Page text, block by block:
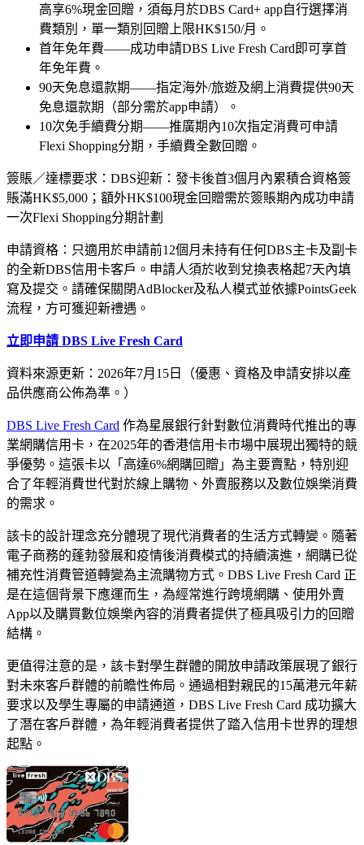
高享6%現金回贈，須每月於DBS Card+ app自行選擇消
費類別，單一類別回贈上限HK$150/月。
首年免年費——成功申請DBS Live Fresh Card即可享首
年免年費。
90天免息還款期——指定海外/旅遊及網上消費提供90天
免息還款期（部分需於app申請）。
10次免手續費分期——推廣期內10次指定消費可申請
Flexi Shopping分期，手續費全數回贈。
簽賬／達標要求：DBS迎新：發卡後首3個月內累積合資格簽
賬滿HK$5,000；額外HK$100現金回贈需於簽賬期內成功申請
一次Flexi Shopping分期計劃
申請資格：只適用於申請前12個月未持有任何DBS主卡及副卡
的全新DBS信用卡客戶。申請人須於收到兌換表格起7天內填
寫及提交。請確保關閉AdBlocker及私人模式並依據PointsGeek
流程，方可獲迎新禮遇。
立即申請 DBS Live Fresh Card
資料來源更新：2026年7月15日（優惠、資格及申請安排以產
品供應商公佈為準。）
DBS Live Fresh Card 作為星展銀行針對數位消費時代推出的專
業網購信用卡，在2025年的香港信用卡市場中展現出獨特的競
爭優勢。這張卡以「高達6%網購回贈」為主要賣點，特別迎
合了年輕消費世代對於線上購物、外賣服務以及數位娛樂消費
的需求。
該卡的設計理念充分體現了現代消費者的生活方式轉變。隨著
電子商務的蓬勃發展和疫情後消費模式的持續演進，網購已從
補充性消費管道轉變為主流購物方式。DBS Live Fresh Card 正
是在這個背景下應運而生，為經常進行跨境網購、使用外賣
App以及購買數位娛樂內容的消費者提供了極具吸引力的回贈
結構。
更值得注意的是，該卡對學生群體的開放申請政策展現了銀行
對未來客戶群體的前瞻性佈局。通過相對親民的15萬港元年薪
要求以及學生專屬的申請通道，DBS Live Fresh Card 成功擴大
了潛在客戶群體，為年輕消費者提供了踏入信用卡世界的理想
起點。